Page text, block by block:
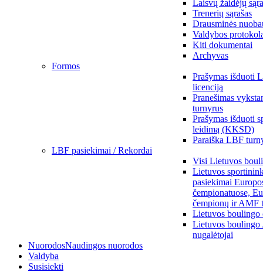
Laisvų žaidėjų
Trenerių sąrašas
Drausminės
Valdybos
Kiti dokumentai
Archyvas
Formos
Prašymas išduoti
licenciją
Pranešimas
turnyrus
Prašymas išduoti
leidimą (KKSD)
Paraiška LBF
LBF pasiekimai / Rekordai
Visi Lietuvos
Lietuvos
pasiekimai
čempionatuose,
čempionų ir AMF
Lietuvos boulingo
Lietuvos boulingo
nugalėtojai
NuorodosNaudingos nuorodos
Valdyba
Susisiekti